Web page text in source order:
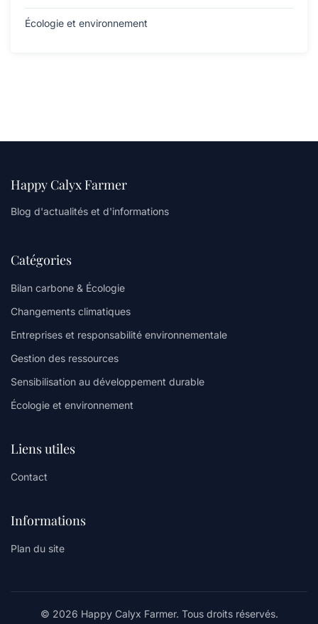
Écologie et environnement
Happy Calyx Farmer
Blog d'actualités et d'informations
Catégories
Bilan carbone & Écologie
Changements climatiques
Entreprises et responsabilité environnementale
Gestion des ressources
Sensibilisation au développement durable
Écologie et environnement
Liens utiles
Contact
Informations
Plan du site
© 2026 Happy Calyx Farmer. Tous droits réservés.